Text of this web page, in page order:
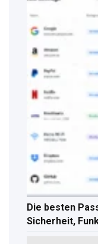
Die besten
Sicherheit,